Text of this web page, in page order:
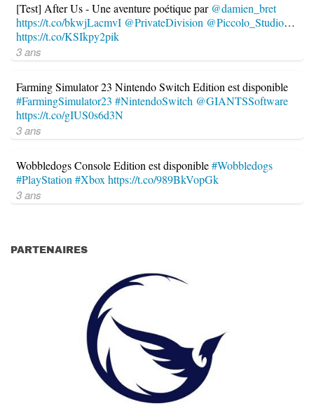
[Test] After Us - Une aventure poétique par @damien_bret
https://t.co/bkwjLacmvI @PrivateDivision @Piccolo_Studio…
https://t.co/KSIkpy2pik
3 ans
Farming Simulator 23 Nintendo Switch Edition est disponible
#FarmingSimulator23 #NintendoSwitch @GIANTSSoftware
https://t.co/gIUS0s6d3N
3 ans
Wobbledogs Console Edition est disponible#Wobbledogs
#PlayStation #Xbox https://t.co/989BkVopGk
3 ans
PARTENAIRES